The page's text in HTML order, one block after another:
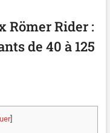
Römer Rider :
de 40 à 125
]